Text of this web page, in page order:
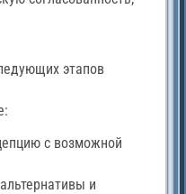
этапов
с возможной
и